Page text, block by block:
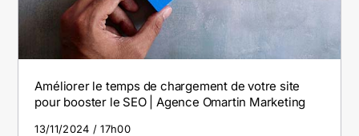
Améliorer le temps de chargement de votre site
pour booster le SEO | Agence Omartin Marketing
13/11/2024 17h00